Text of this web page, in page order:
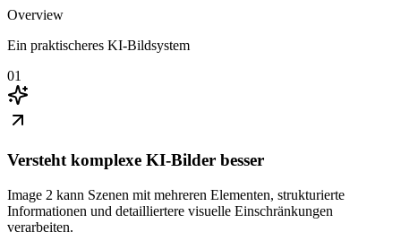
Overview
Ein praktischeres KI-Bildsystem
01
Versteht komplexe KI-Bilder besser
Image 2 kann Szenen mit mehreren Elementen, strukturierte
Informationen und detailliertere visuelle Einschränkungen
verarbeiten.